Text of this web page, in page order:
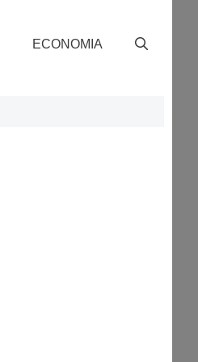
ECONOMIA